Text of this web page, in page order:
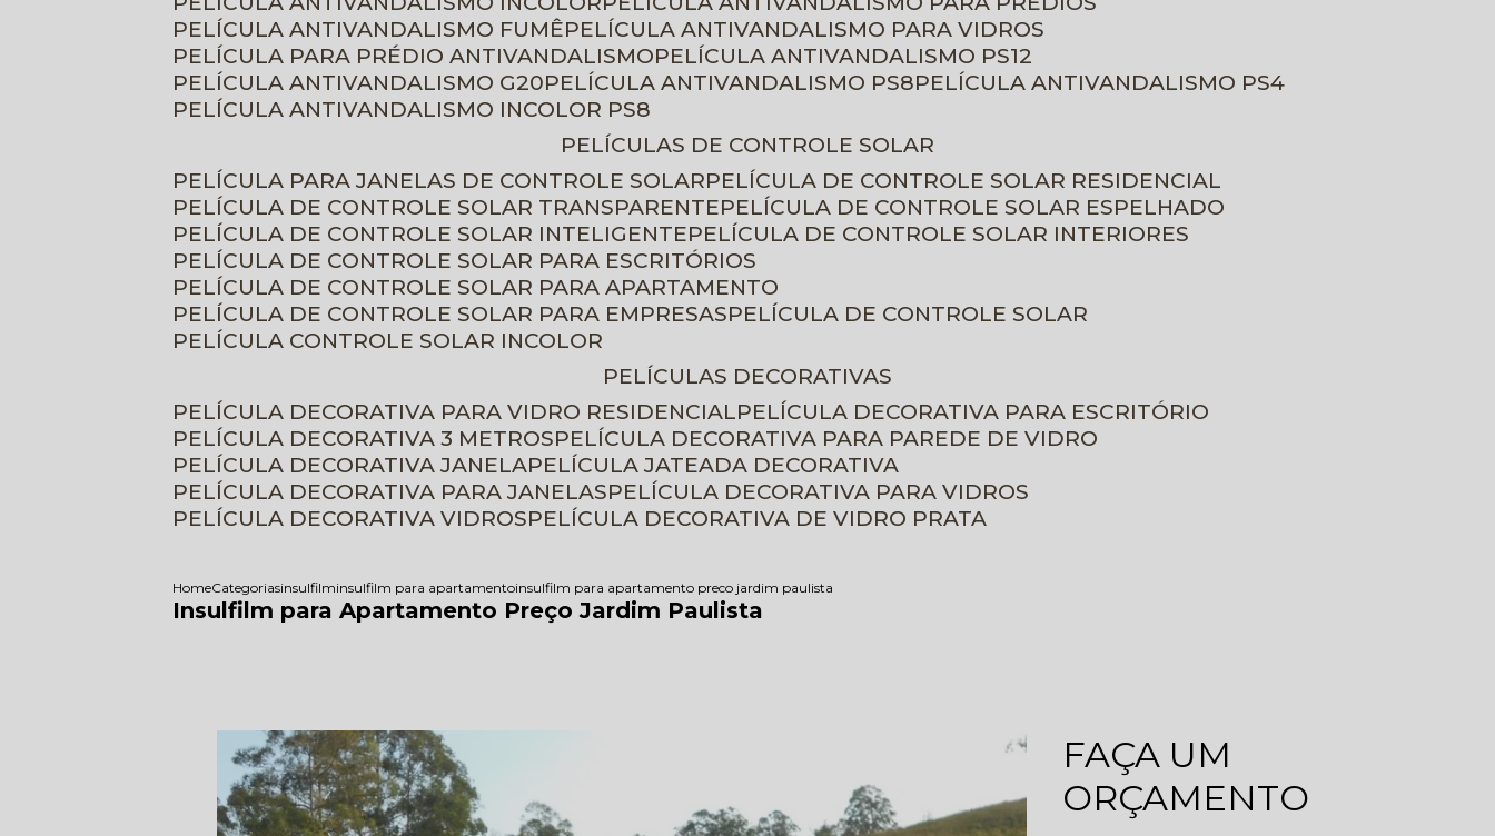
PELÍCULA ANTIVANDALISMO FUMÊ
PELÍCULA ANTIVANDALISMO PARA VIDROS
PELÍCULA PARA PRÉDIO ANTIVANDALISMO
PELÍCULA ANTIVANDALISMO PS12
PELÍCULA ANTIVANDALISMO G20
PELÍCULA ANTIVANDALISMO PS8
PELÍCULA ANTIVANDALISMO PS4
PELÍCULA ANTIVANDALISMO INCOLOR PS8
PELÍCULAS DE CONTROLE SOLAR
PELÍCULA PARA JANELAS DE CONTROLE SOLAR
PELÍCULA DE CONTROLE SOLAR RESIDENCIAL
PELÍCULA DE CONTROLE SOLAR TRANSPARENTE
PELÍCULA DE CONTROLE SOLAR ESPELHADO
PELÍCULA DE CONTROLE SOLAR INTELIGENTE
PELÍCULA DE CONTROLE SOLAR INTERIORES
PELÍCULA DE CONTROLE SOLAR PARA ESCRITÓRIOS
PELÍCULA DE CONTROLE SOLAR PARA APARTAMENTO
PELÍCULA DE CONTROLE SOLAR PARA EMPRESAS
PELÍCULA DE CONTROLE SOLAR
PELÍCULA CONTROLE SOLAR INCOLOR
PELÍCULAS DECORATIVAS
PELÍCULA DECORATIVA PARA VIDRO RESIDENCIAL
PELÍCULA DECORATIVA PARA ESCRITÓRIO
PELÍCULA DECORATIVA 3 METROS
PELÍCULA DECORATIVA PARA PAREDE DE VIDRO
PELÍCULA DECORATIVA JANELA
PELÍCULA JATEADA DECORATIVA
PELÍCULA DECORATIVA PARA JANELAS
PELÍCULA DECORATIVA PARA VIDROS
PELÍCULA DECORATIVA VIDROS
PELÍCULA DECORATIVA DE VIDRO PRATA
HomeCategoriasinsulfilminsulfilm para apartamentoinsulfilm para apartamento preco jardim paulista
Insulfilm para Apartamento Preço Jardim Paulista
FAÇA UM
ORÇAMENTO